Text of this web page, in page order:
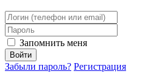
Запомнить меня
Забыли пароль? Регистрация